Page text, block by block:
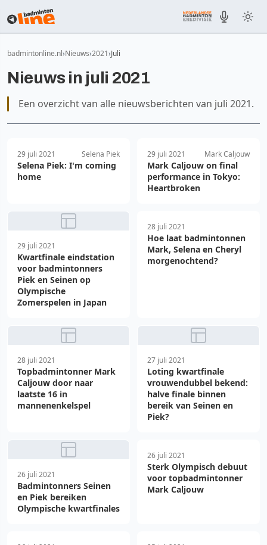
badmintonline.nl Nieuws 2021 Juli
Nieuws in juli 2021
Een overzicht van alle nieuwsberichten van juli 2021.
29 juli 2021 Selena Piek
Selena Piek: I'm coming
home
29 juli 2021 Mark Caljouw
Mark Caljouw on final
performance in Tokyo:
Heartbroken
29 juli 2021
Kwartfinale eindstation
voor badmintonners
Piek en Seinen op
Olympische
Zomerspelen in Japan
28 juli 2021
Hoe laat badmintonnen
Mark, Selena en Cheryl
morgenochtend?
28 juli 2021
Topbadmintonner Mark
Caljouw door naar
laatste 16 in
mannenenkelspel
27 juli 2021
Loting kwartfinale
vrouwendubbel bekend:
halve finale binnen
bereik van Seinen en
Piek?
26 juli 2021
Badmintonners Seinen
en Piek bereiken
Olympische kwartfinales
26 juli 2021
Sterk Olympisch debuut
voor topbadmintonner
Mark Caljouw